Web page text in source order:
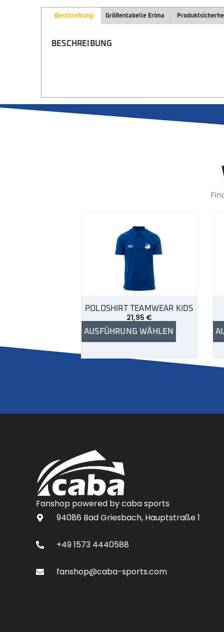
Beschreibung Größentabelle Erima
BESCHREIBUNG
POLOSHIRT TEAMWEAR KIDS
21,95 €
AUSFÜHRUNG WÄHLEN
Fanshop powered by caba sports
94086 Bad Griesbach, Hauptstraße 1
+49 1573 4440588
fanshop@caba-sports.com